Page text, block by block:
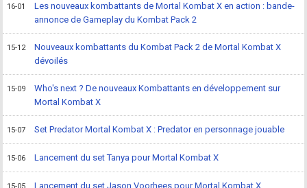
16-01
Les nouveaux kombattants de Mortal Kombat X en action : bande-
annonce de Gameplay du Kombat Pack 2
15-12
Nouveaux kombattants du Kombat Pack 2 de Mortal Kombat X
dévoilés
15-09
Who's next ? De nouveaux Kombattants en développement sur
Mortal Kombat X
15-07 Set Predator Mortal Kombat X : Predator en personnage jouable
15-06 Lancement du set Tanya pour Mortal Kombat X
Lancement du set Jason Voorhees pour Mortal Kombat X